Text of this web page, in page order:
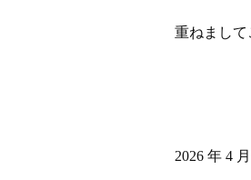
重ねまして
2026 年 4